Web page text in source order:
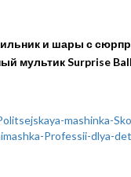
и шары с
мультик Surprise